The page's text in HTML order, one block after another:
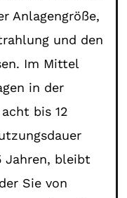
Anlagengröße,
und den
Im Mittel
in der
bis 12
Jahren, bleibt
Sie von